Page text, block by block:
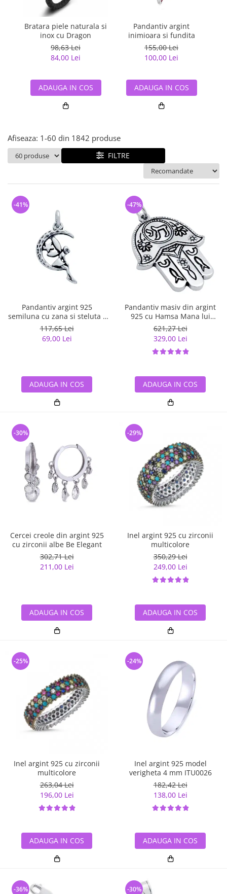
semipretioase
Bijuterii argint placat cu aur
Bijuterii argint cu diverse
Bijuterii de Lux
Bijuterii gotice si rock
Bijuterii Handmade
Bijuterii fantezie
Bijuterii tungsten
Solutii si lavete de curatare
bijuterii argint
Bratara piele naturala si
inox cu Dragon
98,63 Lei
84,00 Lei
ADAUGA IN COS
Pandantiv argint
inimioara si fundita
155,00 Lei
100,00 Lei
ADAUGA IN COS
Afiseaza: 1-60 din 1842 produse
FILTRE
Pandantiv argint 925
semiluna cu zana si steluta -
Be Fantastic PSX0560
117,65 Lei
69,00 Lei
-41%
ADAUGA IN COS
Pandantiv masiv din argint
925 cu Hamsa Mana lui
Fatima
621,27 Lei
329,00 Lei
-47%
ADAUGA IN COS
Cercei creole din argint 925
cu zirconii albe Be Elegant
302,71 Lei
211,00 Lei
-30%
ADAUGA IN COS
Inel argint 925 cu zirconii
multicolore
350,29 Lei
249,00 Lei
-29%
ADAUGA IN COS
Inel argint 925 cu zirconii
multicolore
263,04 Lei
196,00 Lei
-25%
ADAUGA IN COS
Inel argint 925 model
verigheta 4 mm ITU0026
182,42 Lei
138,00 Lei
-24%
ADAUGA IN COS
-36% -30%